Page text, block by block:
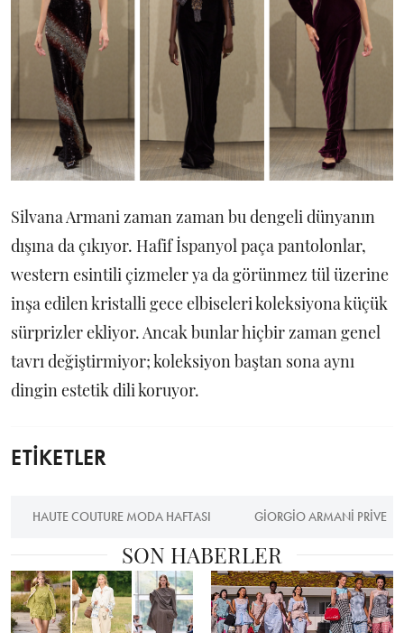
Silvana Armani zaman zaman bu dengeli dünyanın
dışına da çıkıyor. Hafif İspanyol paça pantolonlar,
western esintili çizmeler ya da görünmez tül üzerine
inşa edilen kristalli gece elbiseleri koleksiyona küçük
sürprizler ekliyor. Ancak bunlar hiçbir zaman genel
tavrı değiştirmiyor; koleksiyon baştan sona aynı
dingin estetik dili koruyor.
ETİKETLER
HAUTE COUTURE MODA HAFTASI GIORGIO ARMANI PRIVE
SON HABERLER